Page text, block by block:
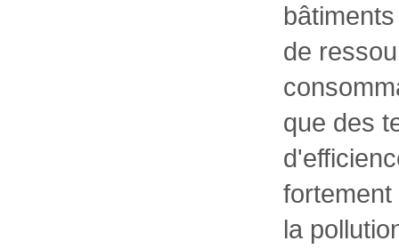
de
que des
la